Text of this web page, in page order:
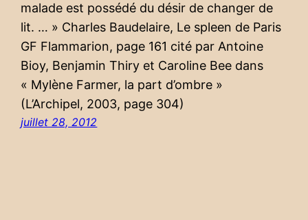
malade est possédé du désir de changer de
lit. … » Charles Baudelaire, Le spleen de Paris
GF Flammarion, page 161 cité par Antoine
Bioy, Benjamin Thiry et Caroline Bee dans
« Mylène Farmer, la part d’ombre »
(L’Archipel, 2003, page 304)
juillet 28, 2012